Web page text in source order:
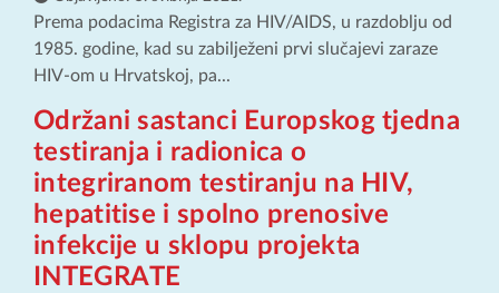
Prema podacima Registra za HIV/AIDS, u razdoblju od
1985. godine, kad su zabilježeni prvi slučajevi zaraze
HIV-om u Hrvatskoj, pa...
Održani sastanci Europskog tjedna
testiranja i radionica o
integriranom testiranju na HIV,
hepatitise i spolno prenosive
infekcije u sklopu projekta
INTEGRATE